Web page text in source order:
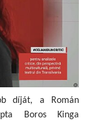
díját, a Román
Boros Kinga